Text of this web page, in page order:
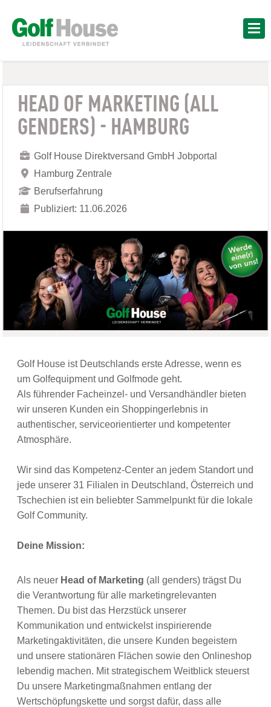
HEAD OF MARKETING (ALL
GENDERS) - HAMBURG
Golf House Direktversand GmbH Jobportal
Hamburg Zentrale
Berufserfahrung
Publiziert: 11.06.2026
Golf House ist Deutschlands erste Adresse, wenn es
um Golfequipment und Golfmode geht.
Als führender Facheinzel- und Versandhändler bieten
wir unseren Kunden ein Shoppingerlebnis in
authentischer, serviceorientierter und kompetenter
Atmosphäre.
Wir sind das Kompetenz-Center an jedem Standort und
jede unserer 31 Filialen in Deutschland, Österreich und
Tschechien ist ein beliebter Sammelpunkt für die lokale
Golf Community.
Deine Mission:
Als neuer Head of Marketing (all genders) trägst Du
die Verantwortung für alle marketingrelevanten
Themen. Du bist das Herzstück unserer
Kommunikation und entwickelst inspirierende
Marketingaktivitäten, die unsere Kunden begeistern
und unsere stationären Flächen sowie den Onlineshop
lebendig machen. Mit strategischem Weitblick steuerst
Du unsere Marketingmaßnahmen entlang der
Wertschöpfungskette und sorgst dafür, dass alle